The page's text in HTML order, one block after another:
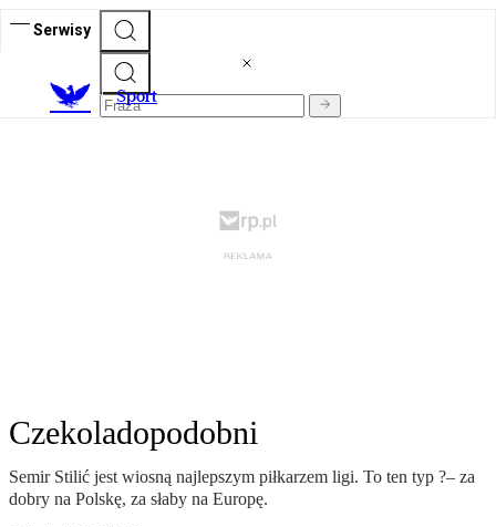
Serwisy
Sport
Czekoladopodobni
Semir Stilić jest wiosną najlepszym piłkarzem ligi. To ten typ ?– za
dobry na Polskę, za słaby na Europę.